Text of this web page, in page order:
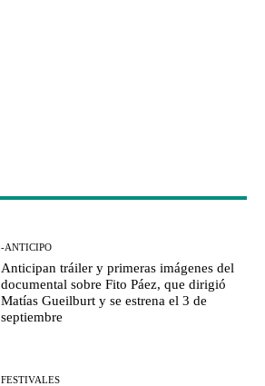
-ANTICIPO
Anticipan tráiler y primeras imágenes del
documental sobre Fito Páez, que dirigió
Matías Gueilburt y se estrena el 3 de
septiembre
FESTIVALES